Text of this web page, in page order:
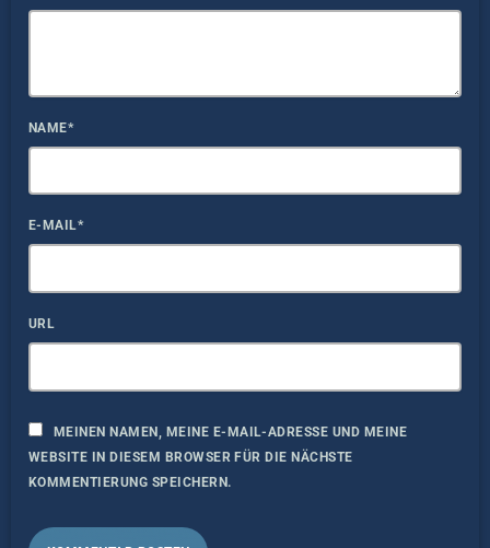
NAME*
E-MAIL*
URL
MEINEN NAMEN, MEINE E-MAIL-ADRESSE UND MEINE
WEBSITE IN DIESEM BROWSER FÜR DIE NÄCHSTE
KOMMENTIERUNG SPEICHERN.